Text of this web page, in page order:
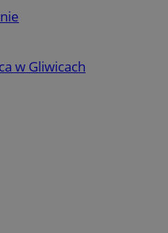
w Gliwicach